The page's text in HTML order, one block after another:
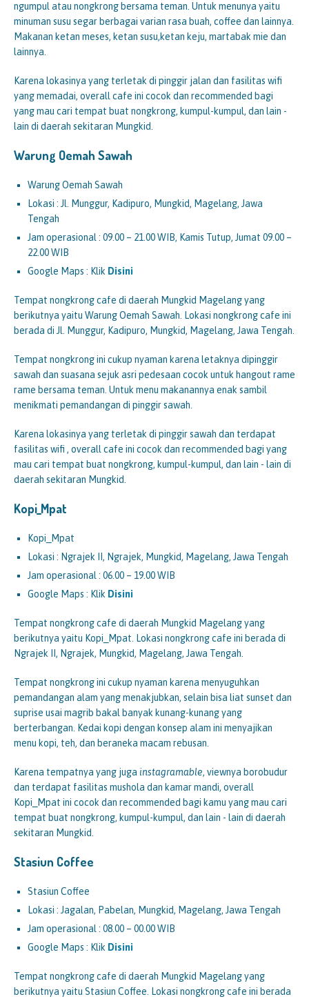
ngumpul atau nongkrong bersama teman. Untuk menunya yaitu
minuman susu segar berbagai varian rasa buah, coffee dan lainnya.
Makanan ketan meses, ketan susu,ketan keju, martabak mie dan
lainnya.
Karena lokasinya yang terletak di pinggir jalan dan fasilitas wifi
yang memadai, overall cafe ini cocok dan recommended bagi
yang mau cari tempat buat nongkrong, kumpul-kumpul, dan lain -
lain di daerah sekitaran Mungkid.
Warung Oemah Sawah
Warung Oemah Sawah
Lokasi : Jl. Munggur, Kadipuro, Mungkid, Magelang, Jawa
Tengah
Jam operasional : 09.00 – 21.00 WIB, Kamis Tutup, Jumat 09.00 –
22.00 WIB
Google Maps : Klik Disini
Tempat nongkrong cafe di daerah Mungkid Magelang yang
berikutnya yaitu Warung Oemah Sawah. Lokasi nongkrong cafe ini
berada di Jl. Munggur, Kadipuro, Mungkid, Magelang, Jawa Tengah.
Tempat nongkrong ini cukup nyaman karena letaknya dipinggir
sawah dan suasana sejuk asri pedesaan cocok untuk hangout rame
rame bersama teman. Untuk menu makanannya enak sambil
menikmati pemandangan di pinggir sawah.
Karena lokasinya yang terletak di pinggir sawah dan terdapat
fasilitas wifi , overall cafe ini cocok dan recommended bagi yang
mau cari tempat buat nongkrong, kumpul-kumpul, dan lain - lain di
daerah sekitaran Mungkid.
Kopi_Mpat
Kopi_Mpat
Lokasi : Ngrajek II, Ngrajek, Mungkid, Magelang, Jawa Tengah
Jam operasional : 06.00 – 19.00 WIB
Google Maps : Klik Disini
Tempat nongkrong cafe di daerah Mungkid Magelang yang
berikutnya yaitu Kopi_Mpat. Lokasi nongkrong cafe ini berada di
Ngrajek II, Ngrajek, Mungkid, Magelang, Jawa Tengah.
Tempat nongkrong ini cukup nyaman karena menyuguhkan
pemandangan alam yang menakjubkan, selain bisa liat sunset dan
suprise usai magrib bakal banyak kunang-kunang yang
berterbangan. Kedai kopi dengan konsep alam ini menyajikan
menu kopi, teh, dan beraneka macam rebusan.
Karena tempatnya yang juga instagramable, viewnya borobudur
dan terdapat fasilitas mushola dan kamar mandi, overall
Kopi_Mpat ini cocok dan recommended bagi kamu yang mau cari
tempat buat nongkrong, kumpul-kumpul, dan lain - lain di daerah
sekitaran Mungkid.
Stasiun Coffee
Stasiun Coffee
Lokasi : Jagalan, Pabelan, Mungkid, Magelang, Jawa Tengah
Jam operasional : 08.00 – 00.00 WIB
Google Maps : Klik Disini
Tempat nongkrong cafe di daerah Mungkid Magelang yang
berikutnya yaitu Stasiun Coffee. Lokasi nongkrong cafe ini berada